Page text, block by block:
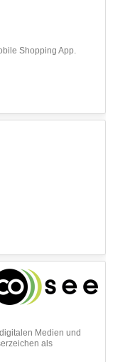
Shopping App.
Medien und
als